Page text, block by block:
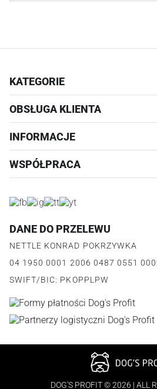
KATEGORIE
AKCESORIA
WYPRZEDAŻ
OBSŁUGA KLIENTA
REALIZACJA I WYSYŁKA
WYMIANA
PŁATNOŚCI
FAQ
INFORMACJE
KONTAKT
O PRODUKCIE
WSPÓŁPRACA
JAK DZIAŁA PROGRAM
REGULAMIN PROGRAMU
POLITYKA PRYWATNOŚCI
DANE DO PRZELEWU
NETTLE KONRAD POKRZYWKA
04 1950 0001 2006 0487 0551
SWIFT/BIC: PKOPPLPW
DOG'S PROFIT © 2026 | ALL